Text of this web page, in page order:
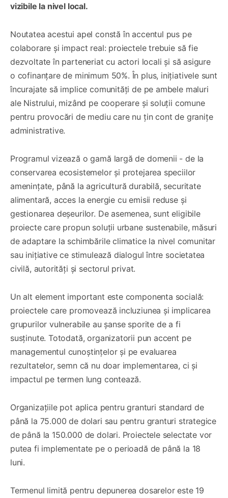
vizibile la nivel local.
Noutatea acestui apel constă în accentul pus pe
colaborare și impact real: proiectele trebuie să fie
dezvoltate în parteneriat cu actori locali și să asigure
o cofinanțare de minimum 50%. În plus, inițiativele sunt
încurajate să implice comunități de pe ambele maluri
ale Nistrului, mizând pe cooperare și soluții comune
pentru provocări de mediu care nu țin cont de granițe
administrative.
Programul vizează o gamă largă de domenii - de la
conservarea ecosistemelor și protejarea speciilor
amenințate, până la agricultură durabilă, securitate
alimentară, acces la energie cu emisii reduse și
gestionarea deșeurilor. De asemenea, sunt eligibile
proiecte care propun soluții urbane sustenabile, măsuri
de adaptare la schimbările climatice la nivel comunitar
sau inițiative ce stimulează dialogul între societatea
civilă, autorități și sectorul privat.
Un alt element important este componenta socială:
proiectele care promovează incluziunea și implicarea
grupurilor vulnerabile au șanse sporite de a fi
susținute. Totodată, organizatorii pun accent pe
managementul cunoștințelor și pe evaluarea
rezultatelor, semn că nu doar implementarea, ci și
impactul pe termen lung contează.
Organizațiile pot aplica pentru granturi standard de
până la 75.000 de dolari sau pentru granturi strategice
de până la 150.000 de dolari. Proiectele selectate vor
putea fi implementate pe o perioadă de până la 18
luni.
Termenul limită pentru depunerea dosarelor este 19